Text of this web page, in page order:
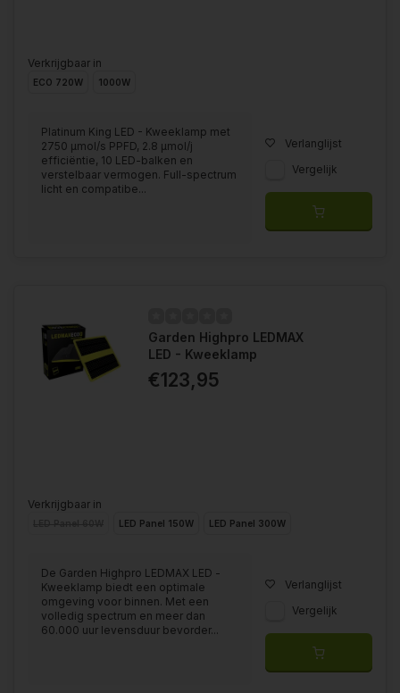
Verkrijgbaar in
ECO 720W 1000W
Platinum King LED - Kweeklamp met
2750 μmol/s PPFD, 2.8 μmol/j
efficiëntie, 10 LED-balken en
verstelbaar vermogen. Full-spectrum
licht en compatibe...
Verlanglijst
Vergelijk
Garden Highpro LEDMAX
LED - Kweeklamp
€123,95
Verkrijgbaar in
LED Panel 150W LED Panel 300W
De Garden Highpro LEDMAX LED -
Kweeklamp biedt een optimale
omgeving voor binnen. Met een
volledig spectrum en meer dan
60.000 uur levensduur bevorder...
Verlanglijst
Vergelijk